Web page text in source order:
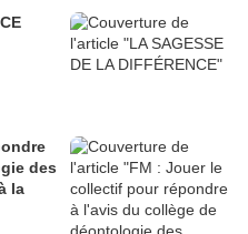
des
la